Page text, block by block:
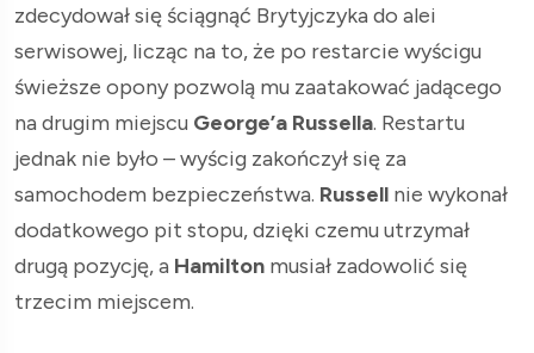
zdecydował się ściągnąć Brytyjczyka do alei
serwisowej, licząc na to, że po restarcie wyścigu
świeższe opony pozwolą mu zaatakować jadącego
na drugim miejscu George’a Russella. Restartu
jednak nie było – wyścig zakończył się za
samochodem bezpieczeństwa. Russell nie wykonał
dodatkowego pit stopu, dzięki czemu utrzymał
drugą pozycję, a Hamilton musiał zadowolić się
trzecim miejscem.